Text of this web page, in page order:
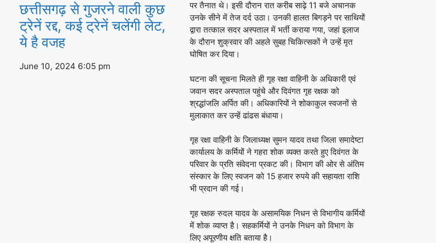
छत्तीसगढ़ से गुजरने वाली कुछ
ट्रेनें रद्द, कई ट्रेनें चलेंगी लेट,
ये है वजह
June 10, 2024 6:05 pm
पर तैनात थे। इसी दौरान रात करीब साढ़े 11 बजे अचानक
उनके सीने में तेज दर्द उठा। उनकी हालत बिगड़ने पर साथियों
द्वारा तत्काल सदर अस्पताल में भर्ती कराया गया, जहां इलाज
के दौरान शुक्रवार की अहले सुबह चिकित्सकों ने उन्हें मृत
घोषित कर दिया।
घटना की सूचना मिलते ही गृह रक्षा वाहिनी के अधिकारी एवं
जवान सदर अस्पताल पहुंचे और दिवंगत गृह रक्षक को
श्रद्धांजलि अर्पित की। अधिकारियों ने शोकाकुल स्वजनों से
मुलाकात कर उन्हें ढांढस बंधाया।
गृह रक्षा वाहिनी के जिलाध्यक्ष सुमन यादव तथा जिला समादेष्टा
कार्यालय के कर्मियों ने गहरा शोक व्यक्त करते हुए दिवंगत के
परिवार के प्रति संवेदना प्रकट की। विभाग की ओर से अंतिम
संस्कार के लिए स्वजन को 15 हजार रुपये की सहायता राशि
भी प्रदान की गई।
गृह रक्षक रुदल यादव के असामयिक निधन से विभागीय कर्मियों
में शोक व्याप्त है। सहकर्मियों ने उनके निधन को विभाग के
लिए अपूरणीय क्षति बताया है।